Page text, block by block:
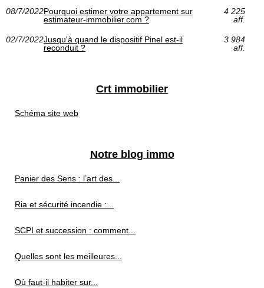
08/7/2022Pourquoi estimer votre appartement sur
estimateur-immobilier.com ?
4 225
aff.
02/7/2022Jusqu'à quand le dispositif Pinel est-il
reconduit ?
3 984
aff.
Crt immobilier
Schéma site web
Notre blog immo
Panier des Sens : l’art des...
Ria et sécurité incendie :...
SCPI et succession : comment...
Quelles sont les meilleures...
Où faut-il habiter sur...